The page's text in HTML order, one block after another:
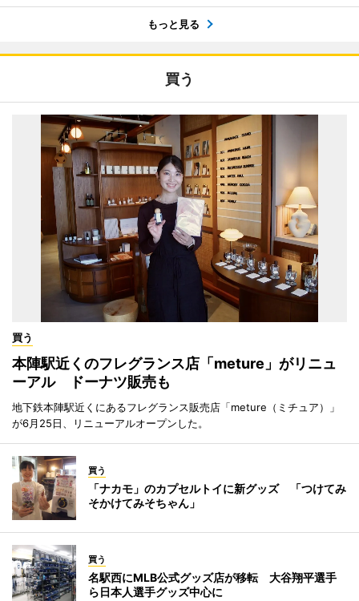
もっと見る
買う
買う
本陣駅近くのフレグランス店「meture」がリニュ
ーアル ドーナツ販売も
地下鉄本陣駅近くにあるフレグランス販売店「meture（ミチュア）」
が6月25日、リニューアルオープンした。
買う
「ナカモ」のカプセルトイに新グッズ 「つけてみ
そかけてみそちゃん」
買う
名駅西にMLB公式グッズ店が移転 大谷翔平選手
ら日本人選手グッズ中心に